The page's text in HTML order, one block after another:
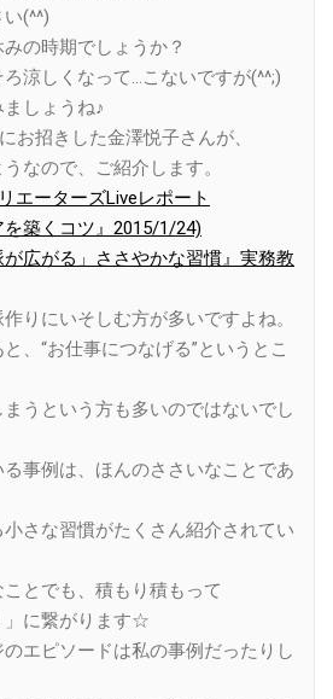
(^^)
の時期でしょうか？
涼しくなって…こないですが(^^;)
しょうね♪
お招きした金澤悦子さんが、
なので、ご紹介します。
エーターズLiveレポート
を築くコツ』2015/1/24)
が広がる」ささやかな習慣』実務教
りにいそしむ方が多いですよね。
、“お仕事につなげる”というとこ
うという方も多いのではないでし
事例は、ほんのささいなことであ
さな習慣がたくさん紹介されてい
とでも、積もり積もって
」に繋がります☆
エピソードは私の事例だったりし